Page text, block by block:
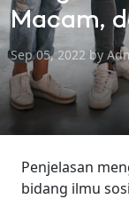
Macam,
Sep 05, 2022 by
Penjelasan
bidang ilmu